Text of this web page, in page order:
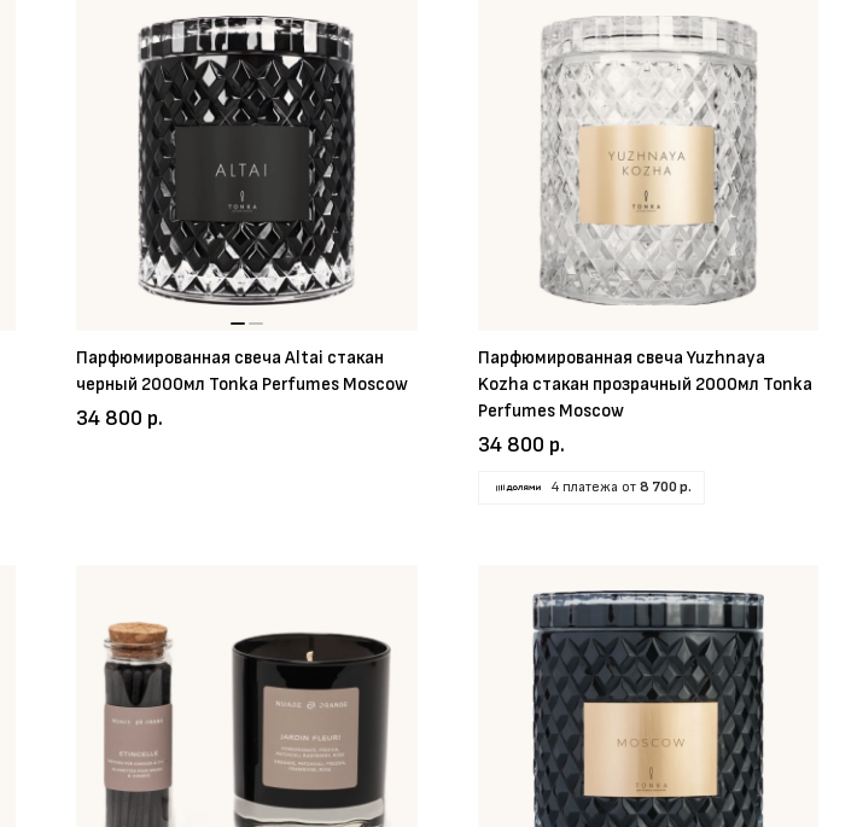
Парфюмированная свеча Altai стакан
черный 2000мл Tonka Perfumes Moscow
34 800 р.
Парфюмированная свеча Yuzhnaya
Kozha стакан прозрачный 2000мл Tonka
Perfumes Moscow
34 800 р.
4 платежа от 8 700 р.